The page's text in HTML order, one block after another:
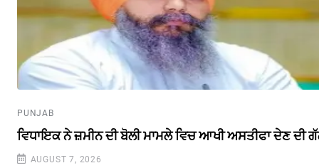
PUNJAB
ਵਿਧਾਇਕ ਨੇ ਜ਼ਮੀਨ ਦੀ ਬੋਲੀ ਮਾਮਲੇ ਵਿਚ ਆਖੀ ਅਸਤੀਫਾ ਦੇਣ ਦੀ
AUGUST 7, 2026